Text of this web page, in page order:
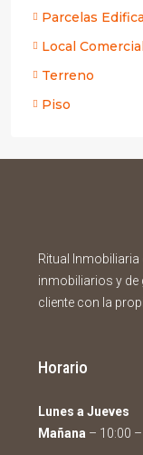
Parcelas
Local
Terreno
Piso
Ritual
inmobiliarios y de
cliente con la
Horario
Lunes a Jueves
Mañana – 10:00 –